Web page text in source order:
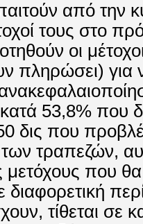
από την
τους στο
οι
πληρώσει) για
53,8% που
δις που
τραπεζών,
μετόχους που
τίθεται